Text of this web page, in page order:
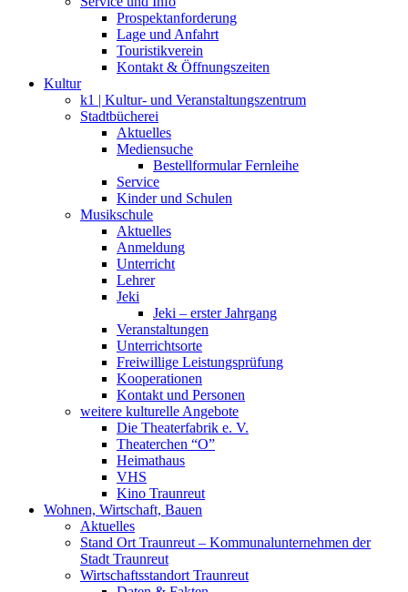
Prospektanforderung
Lage und Anfahrt
Touristikverein
Kontakt & Öffnungszeiten
Kultur
k1 | Kultur- und Veranstaltungszentrum
Stadtbücherei
Aktuelles
Mediensuche
Bestellformular Fernleihe
Service
Kinder und Schulen
Musikschule
Aktuelles
Anmeldung
Unterricht
Lehrer
Jeki
Jeki – erster Jahrgang
Veranstaltungen
Unterrichtsorte
Freiwillige Leistungsprüfung
Kooperationen
Kontakt und Personen
weitere kulturelle Angebote
Die Theaterfabrik e. V.
Theaterchen “O”
Heimathaus
VHS
Kino Traunreut
Wohnen, Wirtschaft, Bauen
Aktuelles
Stand Ort Traunreut – Kommunalunternehmen der
Stadt Traunreut
Wirtschaftsstandort Traunreut